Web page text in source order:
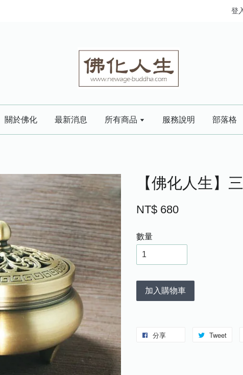
登
關於佛化 最新消息 所有商品 服務說明 部落格
【佛化人生】
NT$ 680
數量
加入購物車
分享 Tweet